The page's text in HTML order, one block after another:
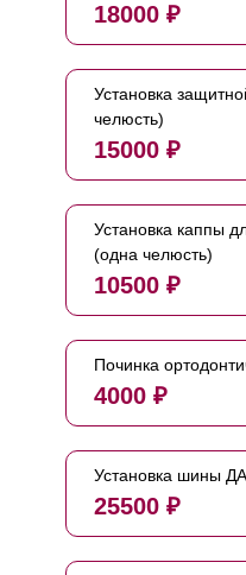
18000 ₽
Установка
челюсть)
15000 ₽
Установка каппы
(одна челюсть)
10500 ₽
Починка
4000 ₽
Установка шины
25500 ₽